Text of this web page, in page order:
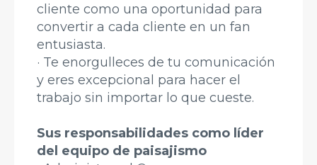
cliente como una oportunidad para
convertir a cada cliente en un fan
entusiasta.
· Te enorgulleces de tu comunicación
y eres excepcional para hacer el
trabajo sin importar lo que cueste.
Sus responsabilidades como líder
del equipo de paisajismo